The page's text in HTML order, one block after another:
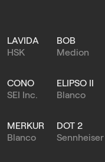
LAVIDA
HSK
BOB
Medion
CONO
SEI Inc.
ELIPSO II
Blanco
MERKUR
Blanco
DOT 2
Sennheiser